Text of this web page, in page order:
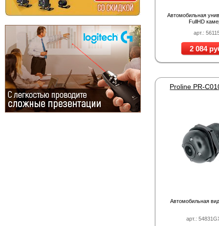
арт.:
Автомобильная
FullHD
2 084
арт.:
Proline PR-
Автомобильная